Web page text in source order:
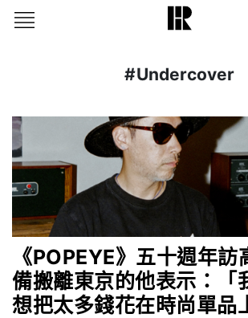
#Undercover
《POPEYE》五十週年
備搬離東京的他表示：「
想把太多錢花在時尚單品